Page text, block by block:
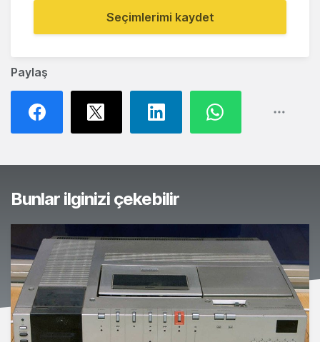
Paylaş
Seçimlerimi kaydet
Bunlar ilginizi çekebilir